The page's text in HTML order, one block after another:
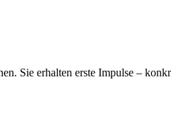
Sie erhalten erste Impulse –